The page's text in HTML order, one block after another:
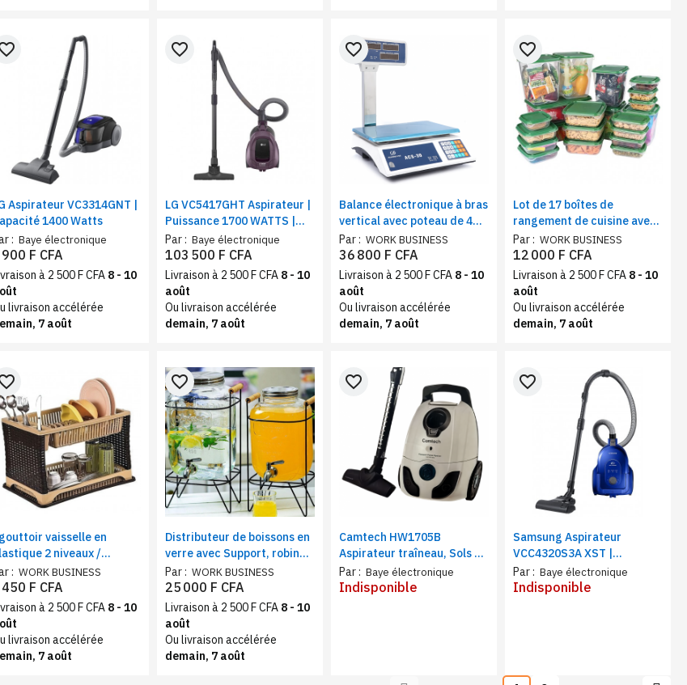
Aspirateur VC3314GNT |
1400 Watts
: Baye électronique
900 F CFA
à 2 500 F CFA 8 - 10
livraison accélérée
7 août
LG VC5417GHT Aspirateur |
Puissance 1700 WATTS |
Couleur vin
Par : Baye électronique
favorite_border
103 500 F CFA
Livraison à 2 500 F CFA 8 - 10
août
Ou livraison accélérée
demain, 7 août
Balance électronique à bras
vertical avec poteau de 40
Kg | Calcul des prix
Par : WORK BUSINESS
favorite_border
36 800 F CFA
Livraison à 2 500 F CFA 8 - 10
août
Ou livraison accélérée
demain, 7 août
Lot de 17 boîtes de
rangement de cuisine avec
couvercles
Par : WORK BUSINESS
favorite_border
12 000 F CFA
Livraison à 2 500 F CFA 8 - 10
août
Ou livraison accélérée
demain, 7 août
vaisselle en
2 niveaux /
beigne
: WORK BUSINESS
450 F CFA
à 2 500 F CFA 8 - 10
livraison accélérée
7 août
Distributeur de boissons en
verre avec Support, robinet
et couvercle en Acier
Inoxydable | Capacité 8 et
5L.
Par : WORK BUSINESS
favorite_border
25 000 F CFA
Livraison à 2 500 F CFA 8 - 10
août
Ou livraison accélérée
demain, 7 août
Camtech HW1705B
Aspirateur traîneau, Sols et
meubles | Bac à poussières
2.5 L | Puissance 120 Watts,
Par : Baye électronique
favorite_border
Indisponible
Samsung Aspirateur
VCC4320S3A XST |
Capacité 1600 Watts
Par : Baye électronique
favorite_border
Indisponible